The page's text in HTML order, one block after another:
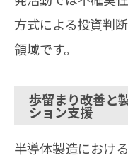
方式による投資判
領域です。
歩留まり改善と
ション支援
半導体製造におけ